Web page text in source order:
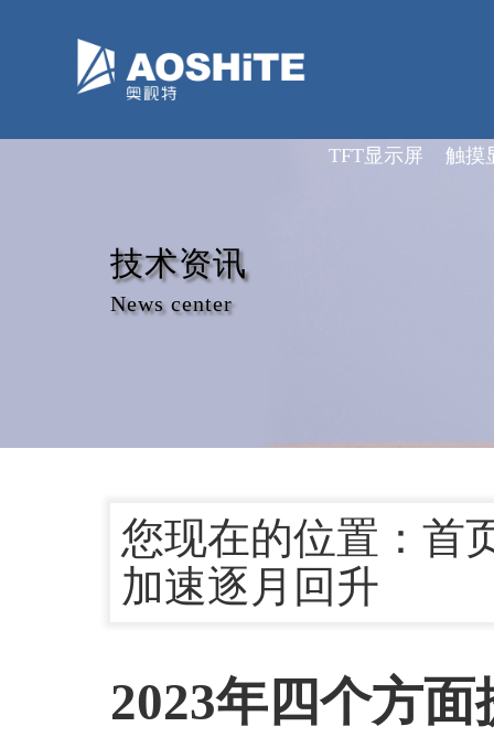
触摸
TFT显示屏
技术资讯
News center
您现在的位置： 首
加速逐月回升
2023年四个方